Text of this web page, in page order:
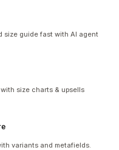
size guide fast with AI agent
size charts & upsells
variants and metafields.